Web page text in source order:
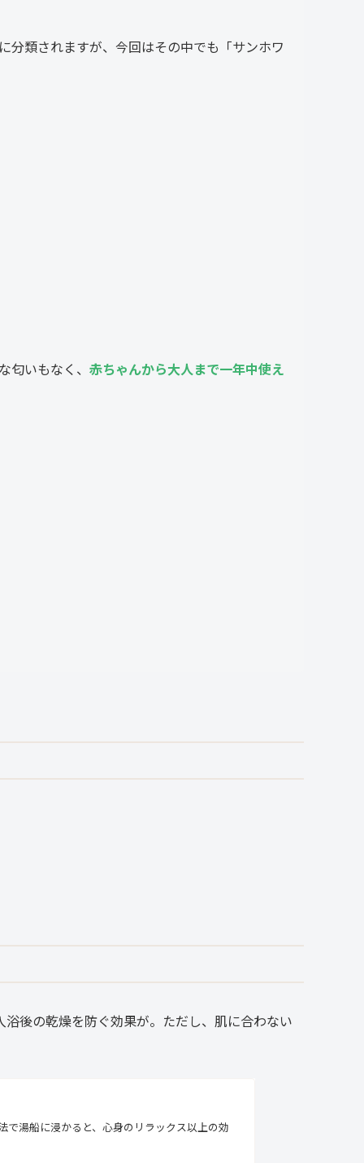
分類されますが、今回はその中でも「サンホワ
いもなく、 赤ちゃんから大人まで一年中使え
後の乾燥を防ぐ効果が。ただし、肌に合わない
湯船に浸かると、心身のリラックス以上の効